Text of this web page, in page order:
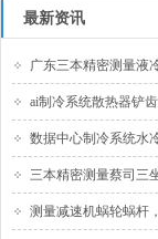
最新资讯
广东三本精密测量液
ai制冷系统散热器铲
数据中心制冷系统水
三本精密测量蔡司三
测量减速机蜗轮蜗杆